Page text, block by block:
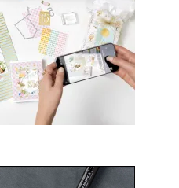
Januar 2025
a-bration 2025